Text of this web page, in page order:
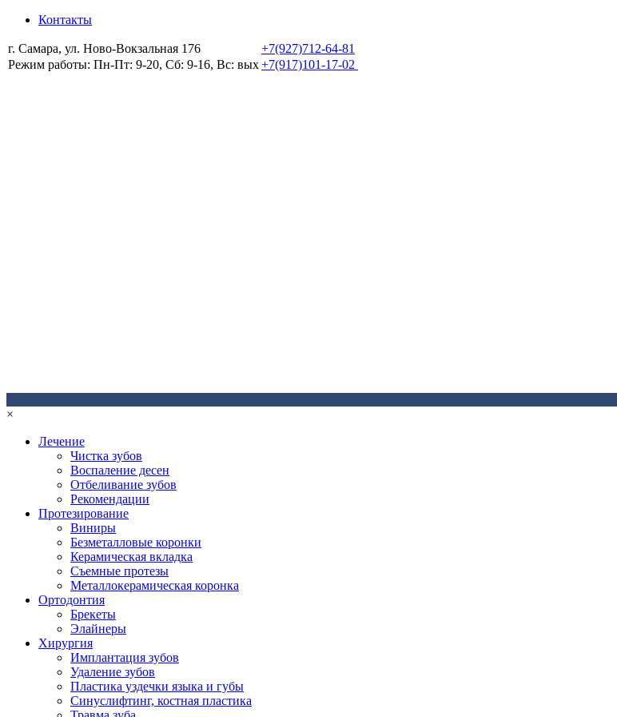
Контакты
г. Самара, ул. Ново-Вокзальная 176
+7(927)712-64-81
Режим работы: Пн-Пт: 9-20, Сб: 9-16, Вс: вых+7(917)101-17-02
×
Лечение
Чистка зубов
Воспаление десен
Отбеливание зубов
Рекомендации
Протезирование
Виниры
Безметалловые коронки
Керамическая вкладка
Съемные протезы
Металлокерамическая коронка
Ортодонтия
Брекеты
Элайнеры
Хирургия
Имплантация зубов
Удаление зубов
Пластика уздечки языка и губы
Синуслифтинг, костная пластика